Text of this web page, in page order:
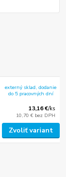
13,16 €/ks
10,70 € bez DPH
externý sklad, dodanie
do 5 pracovných dní
Zvoliť variant